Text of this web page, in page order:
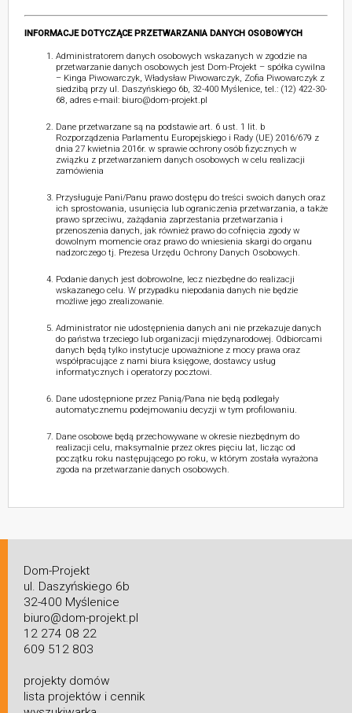
INFORMACJE DOTYCZĄCE PRZETWARZANIA DANYCH OSOBOWYCH
Administratorem danych osobowych wskazanych w zgodzie na
przetwarzanie danych osobowych jest Dom-Projekt – spółka cywilna
– Kinga Piwowarczyk, Władysław Piwowarczyk, Zofia Piwowarczyk z
siedzibą przy ul. Daszyńskiego 6b, 32-400 Myślenice, tel.: (12) 422-30-
68, adres e-mail: biuro@dom-projekt.pl
Dane przetwarzane są na podstawie art. 6 ust. 1 lit. b
Rozporządzenia Parlamentu Europejskiego i Rady (UE) 2016/679 z
dnia 27 kwietnia 2016r. w sprawie ochrony osób fizycznych w
związku z przetwarzaniem danych osobowych w celu realizacji
zamówienia
Przysługuje Pani/Panu prawo dostępu do treści swoich danych oraz
ich sprostowania, usunięcia lub ograniczenia przetwarzania, a także
prawo sprzeciwu, zażądania zaprzestania przetwarzania i
przenoszenia danych, jak również prawo do cofnięcia zgody w
dowolnym momencie oraz prawo do wniesienia skargi do organu
nadzorczego tj. Prezesa Urzędu Ochrony Danych Osobowych.
Podanie danych jest dobrowolne, lecz niezbędne do realizacji
wskazanego celu. W przypadku niepodania danych nie będzie
możliwe jego zrealizowanie.
Administrator nie udostępnienia danych ani nie przekazuje danych
do państwa trzeciego lub organizacji międzynarodowej. Odbiorcami
danych będą tylko instytucje upoważnione z mocy prawa oraz
współpracujące z nami biura księgowe, dostawcy usług
informatycznych i operatorzy pocztowi.
Dane udostępnione przez Panią/Pana nie będą podlegały
automatycznemu podejmowaniu decyzji w tym profilowaniu.
Dane osobowe będą przechowywane w okresie niezbędnym do
realizacji celu, maksymalnie przez okres pięciu lat, licząc od
początku roku następującego po roku, w którym została wyrażona
zgoda na przetwarzanie danych osobowych.
Dom-Projekt
ul. Daszyńskiego 6b
32-400 Myślenice
biuro@dom-projekt.pl
12 274 08 22
609 512 803
projekty domów
lista projektów i cennik